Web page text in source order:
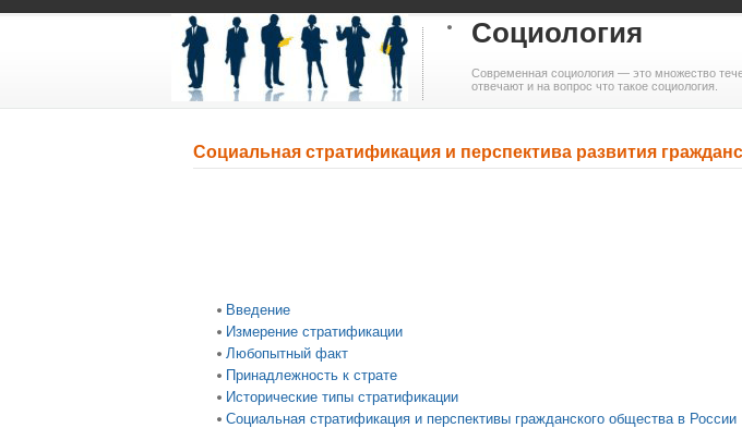
Социология
Современная социология — это множество
отвечают и на вопрос что такое социология.
Социальная стратификация и перспектива развития
Введение
Измерение стратификации
Любопытный факт
Принадлежность к страте
Исторические типы стратификации
Социальная стратификация и перспективы гражданского общества в России